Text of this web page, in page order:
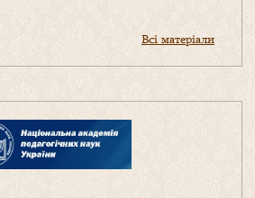
Всі матеріали